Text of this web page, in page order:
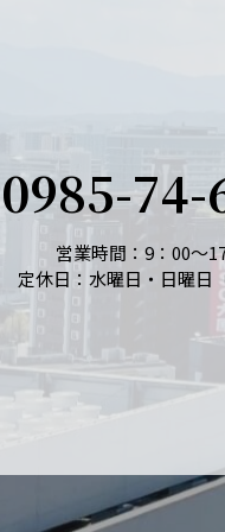
0985-74-
営業時間：9：00～
定休日：水曜日・日曜日